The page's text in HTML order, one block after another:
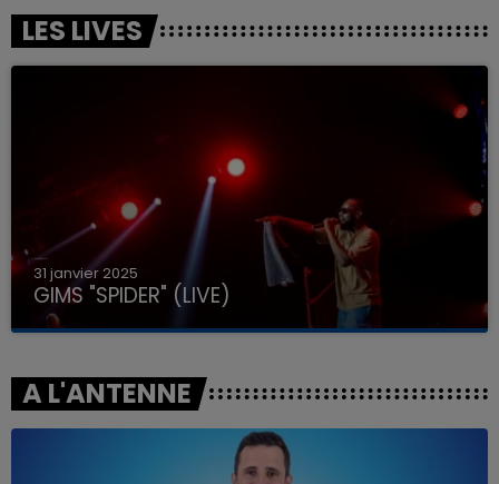
LES LIVES
31 janvier 2025
GIMS "SPIDER" (LIVE)
A L'ANTENNE